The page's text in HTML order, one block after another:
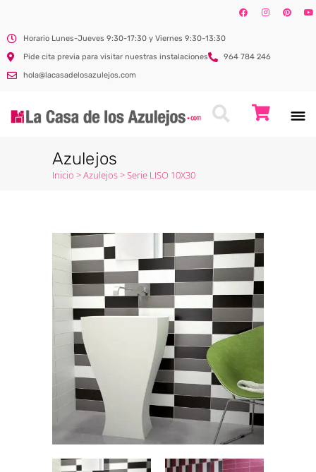
Horario Lunes-Jueves 9:30-17:30 y Viernes 9:30-13:30
Pide cita previa para visitar nuestras instalaciones
964 784 246
hola@lacasadelosazulejos.com
Azulejos
Inicio >Azulejos>Serie LISO 10X30